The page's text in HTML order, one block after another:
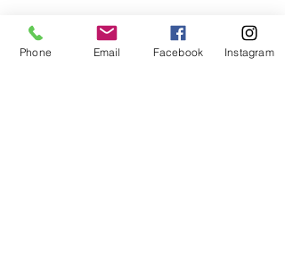
Phone Email Facebook Instagram